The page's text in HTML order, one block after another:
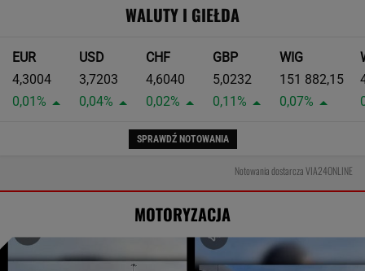
WALUTY I GIEŁDA
EUR
4,3004
0,01%
USD
3,7203
0,04%
CHF
4,6040
0,02%
GBP
5,0232
0,11%
WIG
151 882,15
0,07%
SPRAWDŹ NOTOWANIA
Notowania dostarcza VIA24ONLINE
MOTORYZACJA